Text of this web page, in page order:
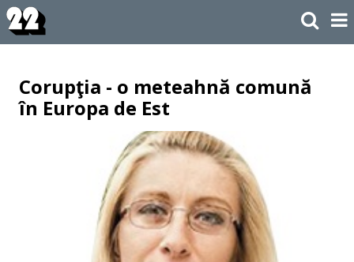
Corupţia - o meteahnă comună
în Europa de Est